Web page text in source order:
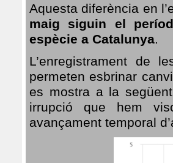
Aquesta diferència en
maig siguin el
espècie a Catalunya.
L’enregistrament de
permeten esbrinar
es mostra a la
irrupció que hem
avançament temporal